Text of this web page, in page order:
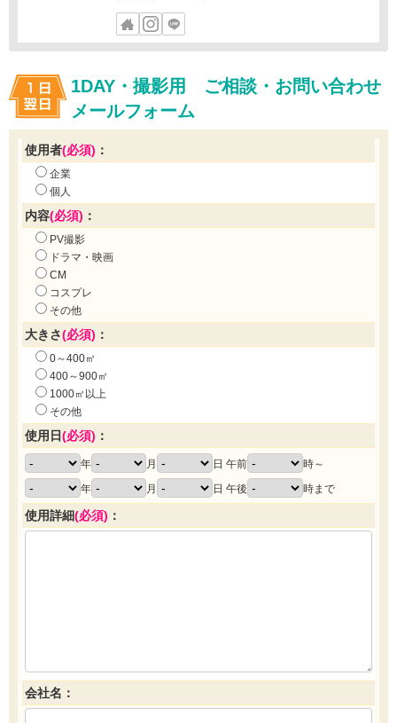
1DAY・撮影用 ご相談・お問い合わせ
メールフォーム
使用者(必須) ：
企業
個人
内容(必須) ：
PV撮影
ドラマ・映画
CM
コスプレ
その他
大きさ(必須) ：
0～400㎡
400～900㎡
1000㎡以上
その他
使用日(必須) ：
年 月 日 午前
時～
年
月 日 午後 時まで
使用詳細(必須) ：
会社名：